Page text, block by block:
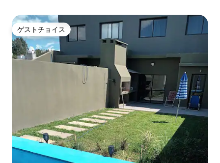
ゲストチョイス
ゲストチョイス